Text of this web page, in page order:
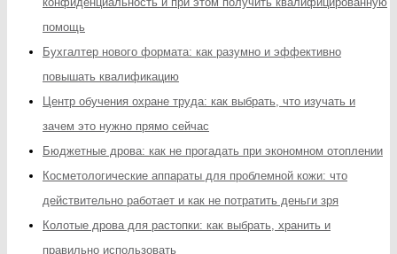
помощь
Бухгалтер нового формата: как разумно и эффективно
повышать квалификацию
Центр обучения охране труда: как выбрать, что изучать и
зачем это нужно прямо сейчас
Бюджетные дрова: как не прогадать при экономном отоплении
Косметологические аппараты для проблемной кожи: что
действительно работает и как не потратить деньги зря
Колотые дрова для растопки: как выбрать, хранить и
правильно использовать